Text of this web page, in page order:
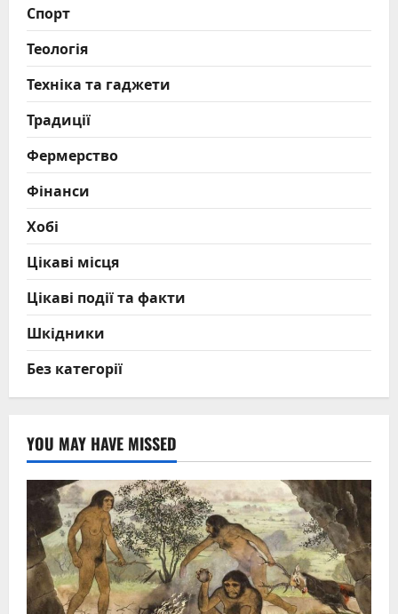
Спорт
Теологія
Техніка та гаджети
Традиції
Фермерство
Фінанси
Хобі
Цікаві місця
Цікаві події та факти
Шкідники
Без категорії
YOU MAY HAVE MISSED